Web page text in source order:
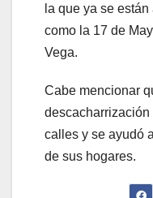
la que ya se
como la 17 de
Vega.
Cabe mencionar
calles y se ayudó
de sus hogares.